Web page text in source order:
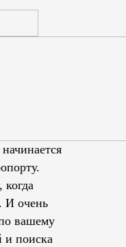
когда
И очень
вашему
и поиска